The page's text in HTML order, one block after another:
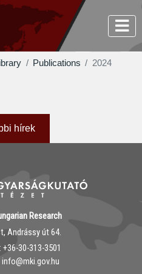
Publications 2024
hírek
Research
Andrássy út 64.
30-313-3501